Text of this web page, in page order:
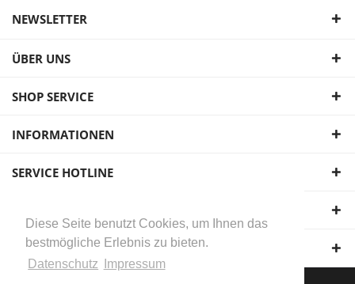
Diese Seite benutzt Cookies, um Ihnen das
bestmögliche Erlebnis zu bieten.
Datenschutz
Impressum
NEWSLETTER
ÜBER UNS
SHOP SERVICE
INFORMATIONEN
SERVICE HOTLINE
WIR VERSENDEN MIT: